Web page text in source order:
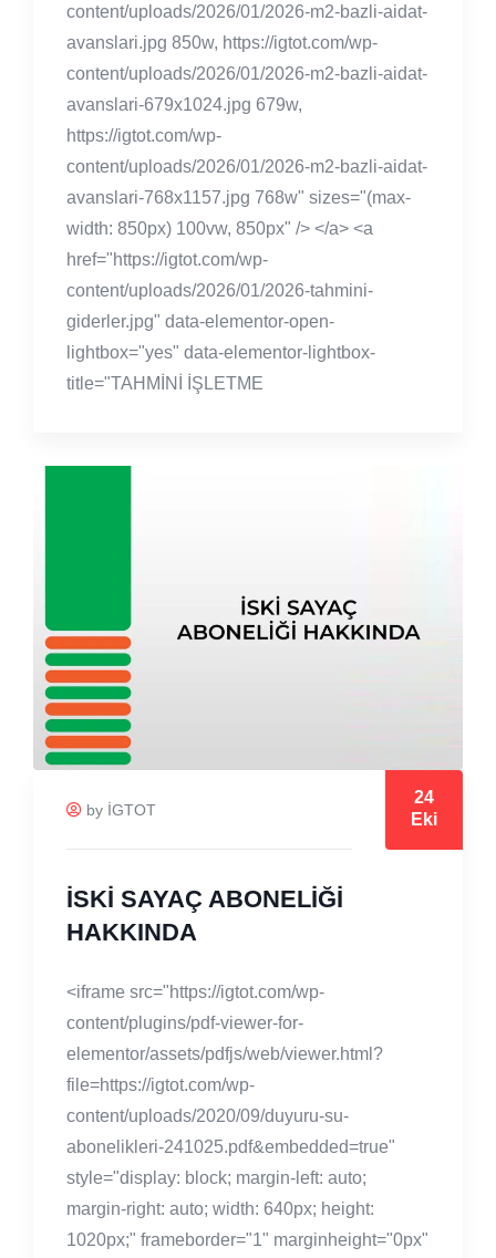
content/uploads/2026/01/2026-m2-bazli-aidat-
avanslari.jpg 850w, https://igtot.com/wp-
content/uploads/2026/01/2026-m2-bazli-aidat-
avanslari-679x1024.jpg 679w,
https://igtot.com/wp-
content/uploads/2026/01/2026-m2-bazli-aidat-
avanslari-768x1157.jpg 768w" sizes="(max-
width: 850px) 100vw, 850px" /> </a> <a
href="https://igtot.com/wp-
content/uploads/2026/01/2026-tahmini-
giderler.jpg" data-elementor-open-
lightbox="yes" data-elementor-lightbox-
title="TAHMİNİ İŞLETME
by İGTOT
24
Eki
İSKİ SAYAÇ ABONELİĞİ
HAKKINDA
<iframe src="https://igtot.com/wp-
content/plugins/pdf-viewer-for-
elementor/assets/pdfjs/web/viewer.html?
file=https://igtot.com/wp-
content/uploads/2020/09/duyuru-su-
abonelikleri-241025.pdf&embedded=true"
style="display: block; margin-left: auto;
margin-right: auto; width: 640px; height:
1020px;" frameborder="1" marginheight="0px"